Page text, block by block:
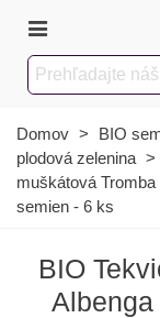
Domov > BIO
plodová zelenina >
muškátová
semien - 6 ks
BIO